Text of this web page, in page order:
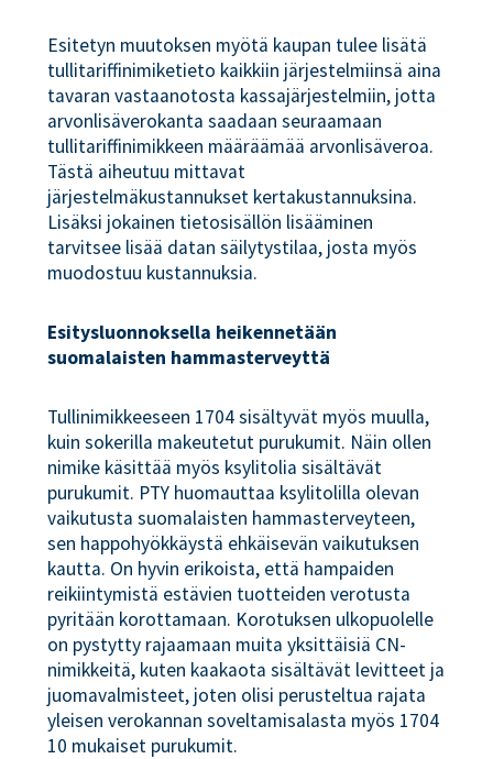
Esitetyn muutoksen myötä kaupan tulee lisätä
tullitariffinimiketieto kaikkiin järjestelmiinsä aina
tavaran vastaanotosta kassajärjestelmiin, jotta
arvonlisäverokanta saadaan seuraamaan
tullitariffinimikkeen määräämää arvonlisäveroa.
Tästä aiheutuu mittavat
järjestelmäkustannukset kertakustannuksina.
Lisäksi jokainen tietosisällön lisääminen
tarvitsee lisää datan säilytystilaa, josta myös
muodostuu kustannuksia.
Esitysluonnoksella heikennetään
suomalaisten hammasterveyttä
Tullinimikkeeseen 1704 sisältyvät myös muulla,
kuin sokerilla makeutetut purukumit. Näin ollen
nimike käsittää myös ksylitolia sisältävät
purukumit. PTY huomauttaa ksylitolilla olevan
vaikutusta suomalaisten hammasterveyteen,
sen happohyökkäystä ehkäisevän vaikutuksen
kautta. On hyvin erikoista, että hampaiden
reikiintymistä estävien tuotteiden verotusta
pyritään korottamaan. Korotuksen ulkopuolelle
on pystytty rajaamaan muita yksittäisiä CN-
nimikkeitä, kuten kaakaota sisältävät levitteet ja
juomavalmisteet, joten olisi perusteltua rajata
yleisen verokannan soveltamisalasta myös 1704
10 mukaiset purukumit.